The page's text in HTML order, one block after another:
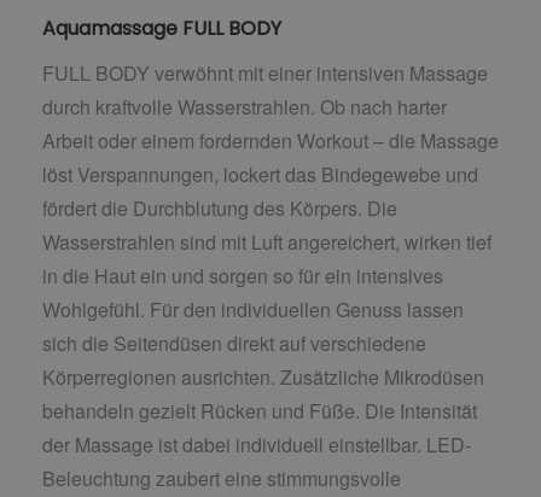
Aquamassage FULL BODY
FULL BODY verwöhnt mit einer intensiven Massage
durch kraftvolle Wasserstrahlen. Ob nach harter
Arbeit oder einem fordernden Workout – die Massage
löst Verspannungen, lockert das Bindegewebe und
fördert die Durchblutung des Körpers. Die
Wasserstrahlen sind mit Luft angereichert, wirken tief
in die Haut ein und sorgen so für ein intensives
Wohlgefühl. Für den individuellen Genuss lassen
sich die Seitendüsen direkt auf verschiedene
Körperregionen ausrichten. Zusätzliche Mikrodüsen
behandeln gezielt Rücken und Füße. Die Intensität
der Massage ist dabei individuell einstellbar. LED-
Beleuchtung zaubert eine stimmungsvolle